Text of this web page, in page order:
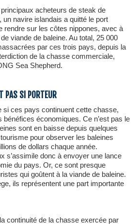
un navire islandais a quitté le port
rendre sur les côtes nippones, avec à
viande de baleine. Au total, 25 000
par ces trois pays, depuis la
de la chasse commerciale,
Sea Shepherd.
PAS SI PORTEUR
bénéfices économiques. Ce n’est pas le
sont en baisse depuis quelques
pour observer les baleines
de dollars chaque année.
s’assimile donc à envoyer une lance
du pays. Or, ce sont presque
qui goûtent à la viande de baleine.
ils représentent une part importante